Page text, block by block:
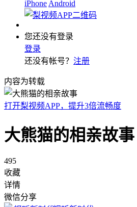
iPhone Android
您还没有登录
登录
还没有帐号？ 注册
内容为转载
打开梨视频APP，提升3倍流畅度
大熊猫的相亲故事
495
收藏
详情
微信分享